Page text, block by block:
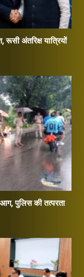
अंतरिक्ष यात्रियों
आग, पुलिस की तत्परता